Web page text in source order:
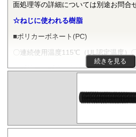
面処理等の詳細については別途お問合
☆ねじに使われる樹脂
■ポリカーボネート(PC)
〇連続使用温度115℃（UL認定温度）
ポリカーボネートは非晶性のエンジ
どをバランスよく備え、かつ透明で自
ら、電気・電子分野から自動車、医療
■ポリフェニレンサルファイド(PPS)
続きを見る